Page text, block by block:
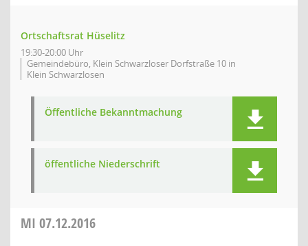
Ortschaftsrat Hüselitz
19:30-20:00 Uhr
Gemeindebüro, Klein Schwarzloser Dorfstraße 10 in
Klein Schwarzlosen
Öffentliche Bekanntmachung
öffentliche Niederschrift
MI 07.12.2016